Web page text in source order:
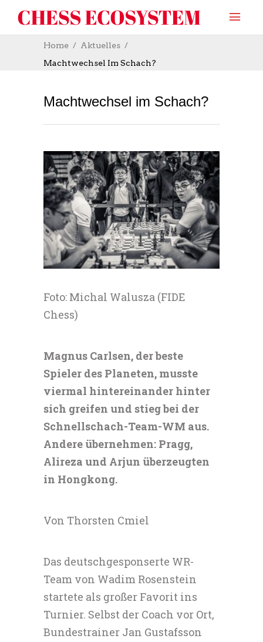
Home
Aktuelles
Machtwechsel Im Schach?
Machtwechsel im Schach?
Foto: Michal Walusza (FIDE
Chess)
Magnus Carlsen, der beste
Spieler des Planeten, musste
viermal hintereinander hinter
sich greifen und stieg bei der
Schnellschach-Team-WM aus.
Andere übernehmen: Pragg,
Alireza und Arjun überzeugten
in Hongkong.
Von Thorsten Cmiel
Das deutschgesponserte WR-
Team von Wadim Rosenstein
startete als großer Favorit ins
Turnier. Selbst der Coach vor Ort,
Bundestrainer Jan Gustafsson